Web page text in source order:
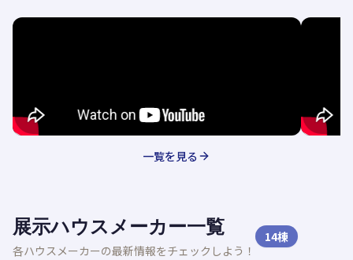
一覧を見る
展示ハウスメーカー一覧
各ハウスメーカーの最新情報をチェックしよう！
14棟